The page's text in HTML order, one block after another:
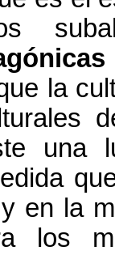
la
una
en la
los